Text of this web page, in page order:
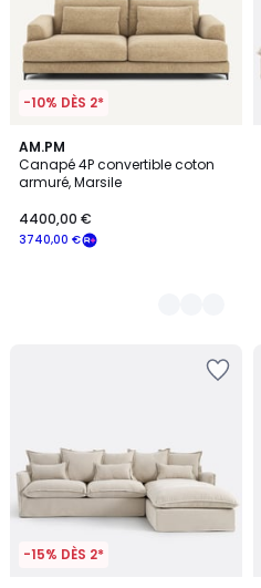
-10% DÈS 2*
AM.PM
Canapé 4P convertible coton
armuré, Marsile
3740,00 €
4400,00 €
3
Couleurs
-15% DÈS 2*